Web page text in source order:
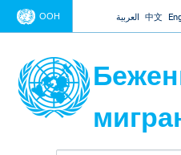
Jump to
ООН العربية 中文